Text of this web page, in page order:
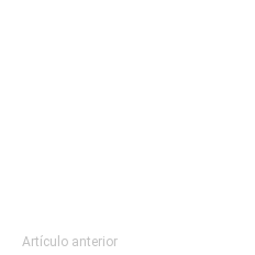
Artículo anterior